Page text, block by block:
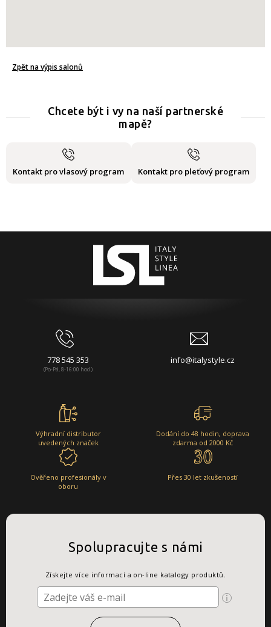
Zpět na výpis salonů
Chcete být i vy na naší partnerské
mapě?
Kontakt pro vlasový program Kontakt pro pleťový program
778 545 353
(Po-Pá, 8-16:00 hod.)
info@italystyle.cz
Výhradní distributor
uvedených značek
Dodání do 48 hodin, doprava
zdarma od 2000 Kč
Ověřeno profesionály v
oboru
Přes 30 let zkušeností
Spolupracujte s námi
Získejte více informací a on-line katalogy produktů.